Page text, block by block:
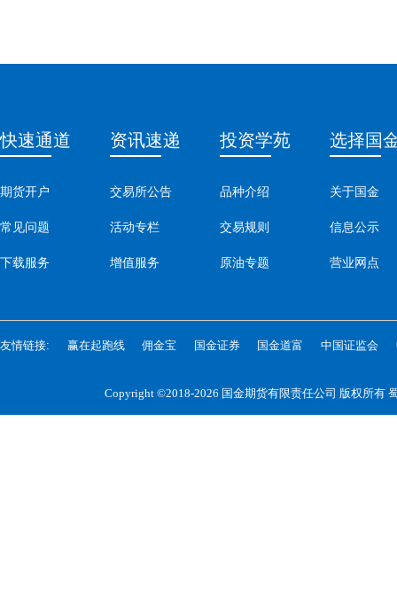
快速通道
期货开户
常见问题
下载服务
资讯速递
交易所公告
活动专栏
增值服务
投资学苑
品种介绍
交易规则
原油专题
选择国
关于国金
信息公示
营业网点
友情链接: 赢在起跑线 佣金宝 国金证券 国金道富 中国证监会
Copyright ©2018-2026 国金期货有限责任公司 版权所有